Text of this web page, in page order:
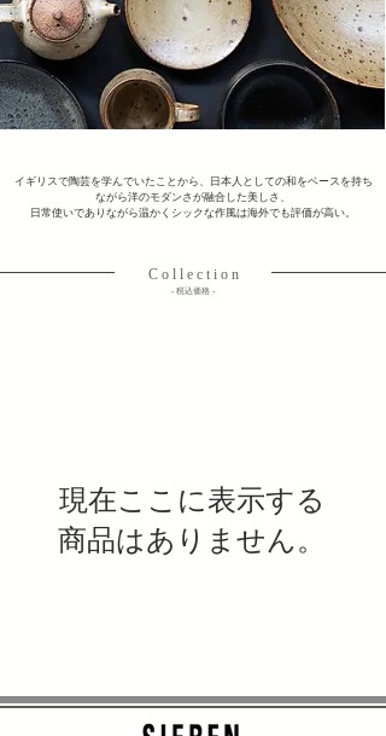
イギリスで陶芸を学んでいたことから、日本人としての和をベースを持ち
ながら洋のモダンさが融合した美しさ、
日常使いでありながら温かくシックな作風は海外でも評価が高い。
C o l l e c t i o n
​- 税込価格 -
現在ここに表示する
商品はありません。